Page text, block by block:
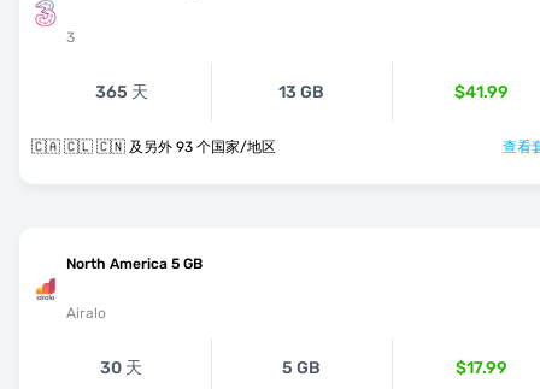
3
365 天 13 GB $41.99
🇨🇦 🇨🇱 🇨🇳 及另外 93 个国家/地区 查看
North America 5 GB
Airalo
30 天 5 GB $17.99